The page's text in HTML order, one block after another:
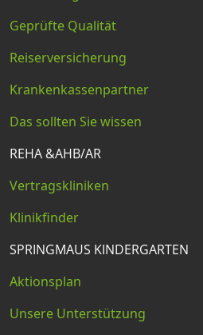
Geprüfte Qualität
Reiserversicherung
Krankenkassenpartner
Das sollten Sie wissen
REHA &AHB/AR
Vertragskliniken
Klinikfinder
SPRINGMAUS KINDERGARTEN
Aktionsplan
Unsere Unterstützung